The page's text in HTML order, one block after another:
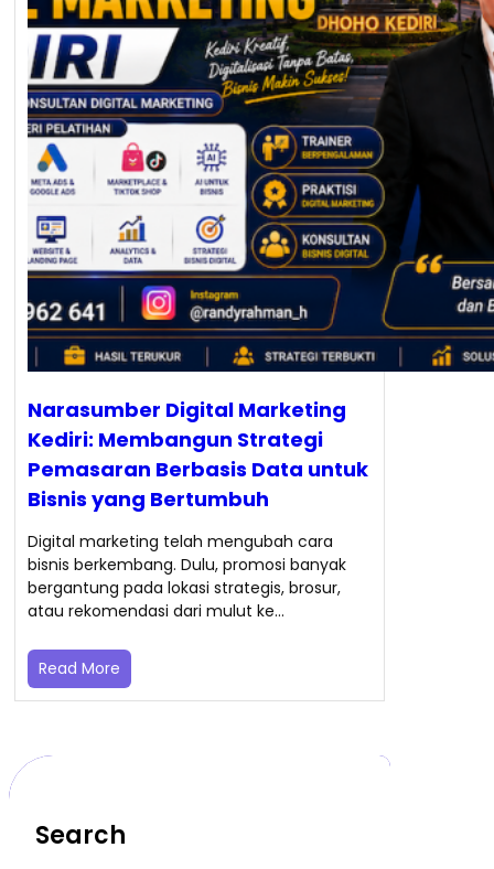
Narasumber Digital Marketing
Kediri: Membangun Strategi
Pemasaran Berbasis Data untuk
Bisnis yang Bertumbuh
Digital marketing telah mengubah cara
bisnis berkembang. Dulu, promosi banyak
bergantung pada lokasi strategis, brosur,
atau rekomendasi dari mulut ke…
Read More
Search